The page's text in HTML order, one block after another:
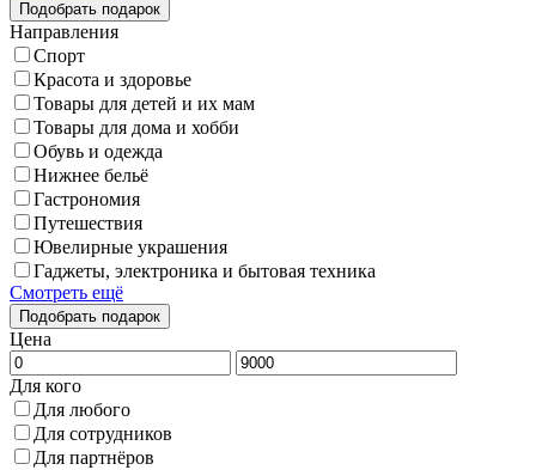
Направления
Спорт
Красота и здоровье
Товары для детей и их мам
Товары для дома и хобби
Обувь и одежда
Нижнее бельё
Гастрономия
Путешествия
Ювелирные украшения
Гаджеты, электроника и бытовая техника
Смотреть ещё
Цена
Для кого
Для любого
Для сотрудников
Для партнёров